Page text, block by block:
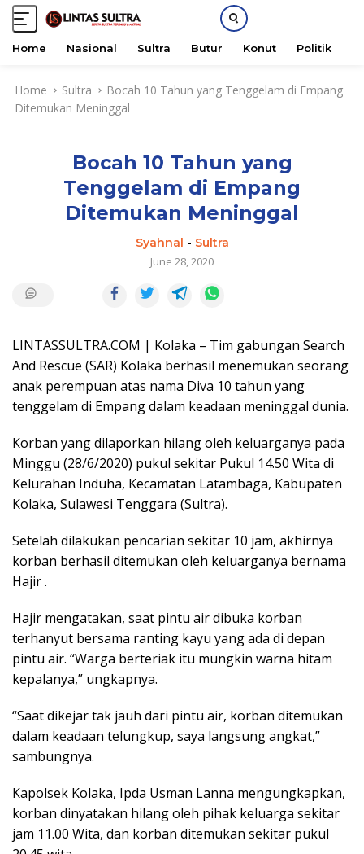
Home Nasional Sultra Butur Konut Politik
Home Sultra
Bocah 10 Tahun yang Tenggelam di Empang
Ditemukan Meninggal
Bocah 10 Tahun yang
Tenggelam di Empang
Ditemukan Meninggal
Syahnal - Sultra
June 28, 2020
LINTASSULTRA.COM | Kolaka – Tim gabungan Search
And Rescue (SAR) Kolaka berhasil menemukan seorang
anak perempuan atas nama Diva 10 tahun yang
tenggelam di Empang dalam keadaan meninggal dunia.
Korban yang dilaporkan hilang oleh keluarganya pada
Minggu (28/6/2020) pukul sekitar Pukul 14.50 Wita di
Kelurahan Induha, Kecamatan Latambaga, Kabupaten
Kolaka, Sulawesi Tenggara (Sultra).
Setelah dilakukan pencarian sekitar 10 jam, akhirnya
korban berhasil ditemukan oleh keluarganya bernama
Hajir .
Hajir mengatakan, saat pintu air dibuka korban
terhanyut bersama ranting kayu yang ada di depan
pintu air. “Warga berteriak itu mungkin warna hitam
kepalanya,” ungkapnya.
“Saat dikejar tak jauh dari pintu air, korban ditemukan
dalam keadaan telungkup, saya langsung angkat,”
sambungnya.
Kapolsek Kolaka, Ipda Usman Lanna mengungkapkan,
korban dinyatakan hilang oleh pihak keluarga sekitar
jam 11.00 Wita, dan korban ditemukan sekitar pukul